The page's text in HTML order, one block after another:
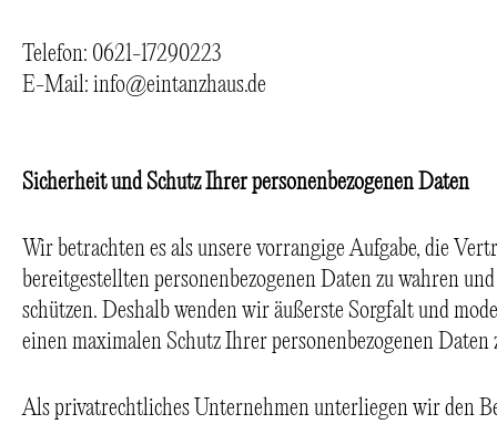
Telefon: 0621-17290223
E-Mail: info@eintanzhaus.de
Sicherheit und Schutz Ihrer personenbezogenen Daten
Wir betrachten es als unsere vorrangige Aufgabe, die
bereitgestellten personenbezogenen Daten zu wahren
schützen. Deshalb wenden wir äußerste Sorgfalt und
einen maximalen Schutz Ihrer personenbezogenen Daten
Als privatrechtliches Unternehmen unterliegen wir den